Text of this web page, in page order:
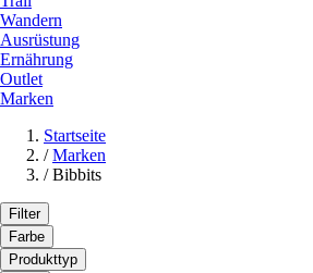
Wandern
Ausrüstung
Ernährung
Outlet
Marken
Startseite
/ Marken
/ Bibbits
Filter
Farbe
Produkttyp